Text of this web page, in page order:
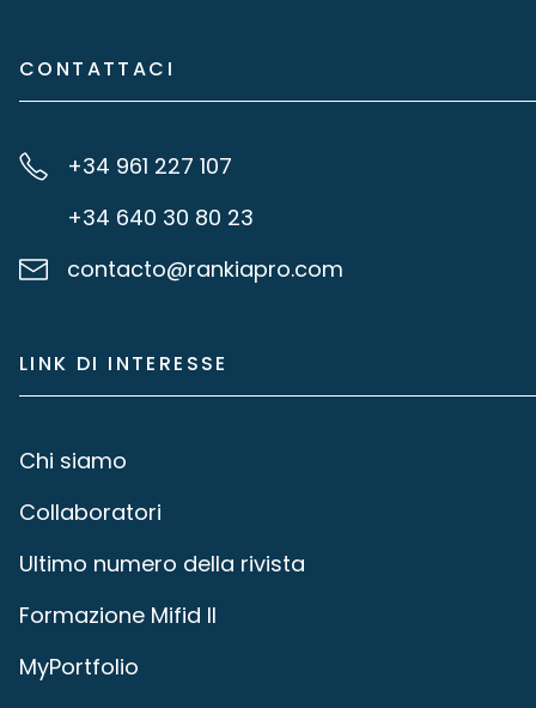
CONTATTACI
+34 961 227 107
+34 640 30 80 23
contacto@rankiapro.com
LINK DI INTERESSE
Chi siamo
Collaboratori
Ultimo numero della rivista
Formazione Mifid II
MyPortfolio